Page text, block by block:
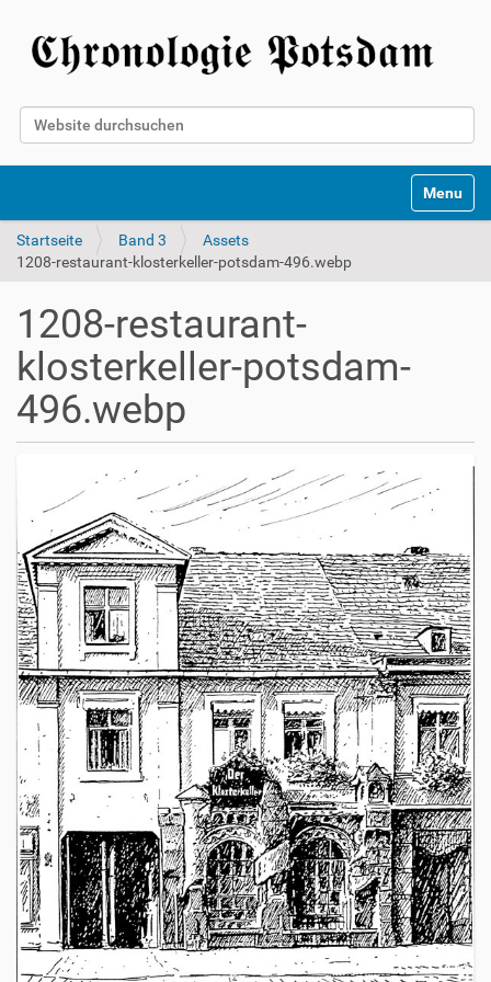
Website durchsuchen
Toggle
Startseite Band 3
Assets
1208-restaurant-klosterkeller-potsdam-496.webp
1208-restaurant-
klosterkeller-potsdam-
496.webp